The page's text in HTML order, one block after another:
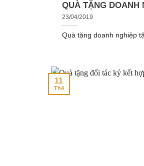
QUÀ TẶNG DOANH
23/04/2019
Quà tặng doanh nghiệp
11
Th4